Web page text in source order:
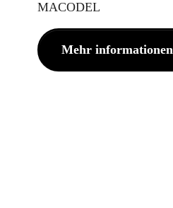
MACODEL
Mehr informationen